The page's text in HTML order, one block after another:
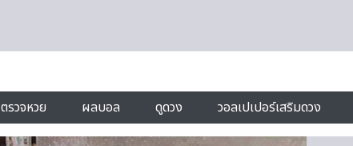
ตรวจหวย ผลบอล ดูดวง วอลเปเปอร์เสริมดวง